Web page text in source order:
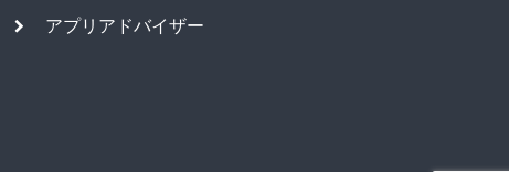
アプリアドバイザー